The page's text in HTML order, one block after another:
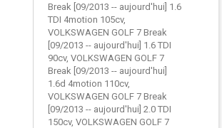
Break [09/2013 -- aujourd'hui] 1.6
TDI 4motion 105cv,
VOLKSWAGEN GOLF 7 Break
[09/2013 -- aujourd'hui] 1.6 TDI
90cv, VOLKSWAGEN GOLF 7
Break [09/2013 -- aujourd'hui]
1.6d 4motion 110cv,
VOLKSWAGEN GOLF 7 Break
[09/2013 -- aujourd'hui] 2.0 TDI
150cv, VOLKSWAGEN GOLF 7